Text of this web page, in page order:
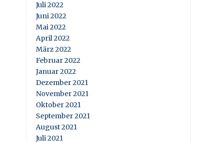
Juli 2022
Juni 2022
Mai 2022
April 2022
März 2022
Februar 2022
Januar 2022
Dezember 2021
November 2021
Oktober 2021
September 2021
August 2021
Juli 2021